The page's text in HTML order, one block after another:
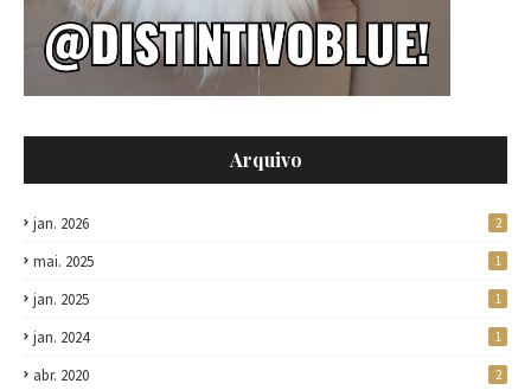
Arquivo
jan. 2026 2
mai. 2025 1
jan. 2025 1
jan. 2024 1
abr. 2020 2